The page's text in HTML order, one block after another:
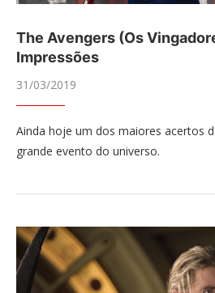
The Avengers (Os
Impressões
31/03/2019
Ainda hoje um dos maiores acertos
grande evento do universo.